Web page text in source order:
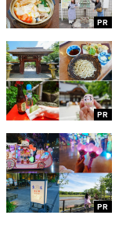
PR
PR
PR